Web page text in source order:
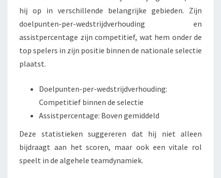
hij op in verschillende belangrijke gebieden. Zijn
doelpunten-per-wedstrijdverhouding en
assistpercentage zijn competitief, wat hem onder de
top spelers in zijn positie binnen de nationale selectie
plaatst.
Doelpunten-per-wedstrijdverhouding:
Competitief binnen de selectie
Assistpercentage: Boven gemiddeld
Deze statistieken suggereren dat hij niet alleen
bijdraagt aan het scoren, maar ook een vitale rol
speelt in de algehele teamdynamiek.